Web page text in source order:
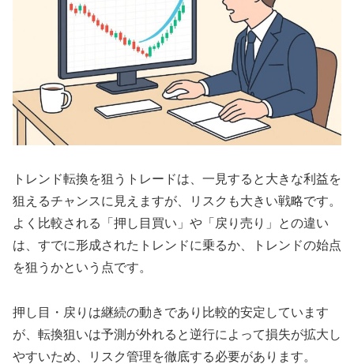
トレンド転換を狙うトレードは、一見すると大きな利益を
狙えるチャンスに見えますが、リスクも大きい戦略です。
よく比較される「押し目買い」や「戻り売り」との違い
は、すでに形成されたトレンドに乗るか、トレンドの始点
を狙うかという点です。
押し目・戻りは継続の動きであり比較的安定しています
が、転換狙いは予測が外れると逆行によって損失が拡大し
やすいため、リスク管理を徹底する必要があります。